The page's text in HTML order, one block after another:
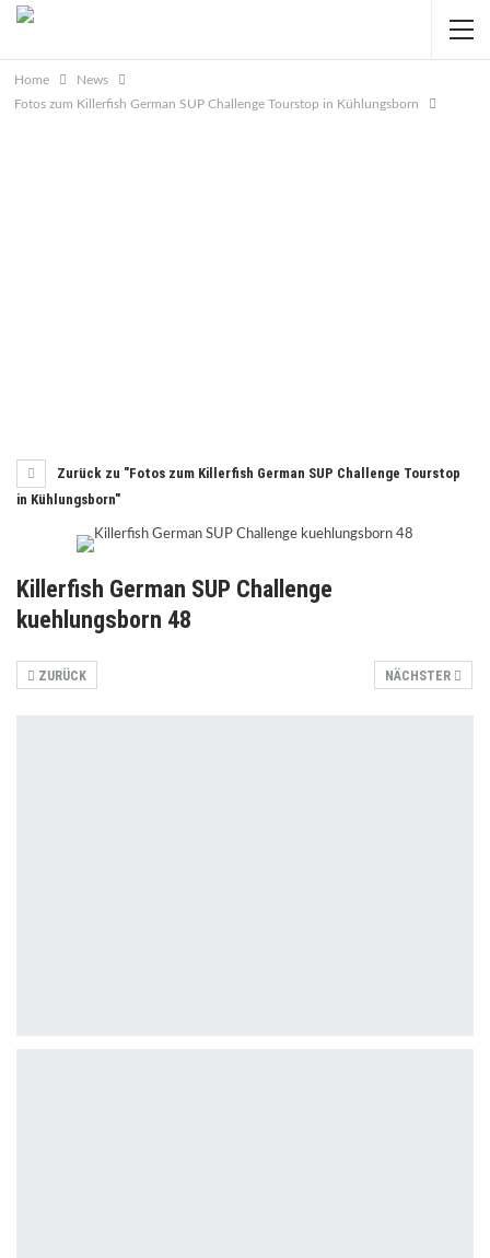
Home
News
Fotos zum Killerfish German SUP Challenge Tourstop in Kühlungsborn
Zurück zu "Fotos zum Killerfish German SUP Challenge Tourstop
in Kühlungsborn"
Killerfish German SUP Challenge
kuehlungsborn 48
NÄCHSTER
ZURÜCK